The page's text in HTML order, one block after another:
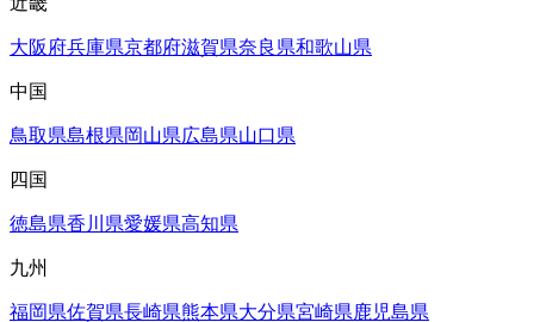
大阪府兵庫県京都府滋賀県奈良県和歌山県
中国
鳥取県島根県岡山県広島県山口県
四国
徳島県香川県愛媛県高知県
九州
福岡県佐賀県長崎県熊本県大分県宮崎県鹿児島県